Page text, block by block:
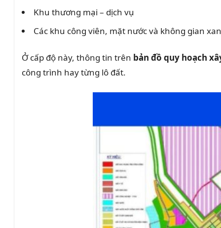
Khu thương mại – dịch vụ
Các khu công viên, mặt nước và không gian
Ở cấp độ này, thông tin trên bản đồ quy hoạch
công trình hay từng lô đất.